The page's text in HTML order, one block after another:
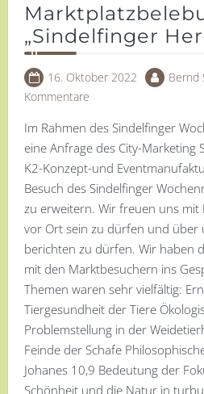
„Sindelfinger
16. Oktober 2022 Bernd
Kommentare
Im Rahmen des Sindelfinger
eine Anfrage des City-Marketing
K2-Konzept-und
Besuch des Sindelfinger
zu erweitern. Wir freuen uns mit
vor Ort sein zu dürfen und über
berichten zu dürfen. Wir haben
mit den Marktbesuchern ins
Themen waren sehr vielfältig:
Tiergesundheit der Tiere
Problemstellung in der
Feinde der Schafe
Johanes 10,9 Bedeutung der
Schönheit und die Natur in